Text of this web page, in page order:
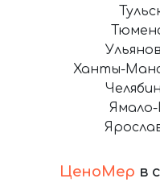
ЦеноМер в
Ханты-